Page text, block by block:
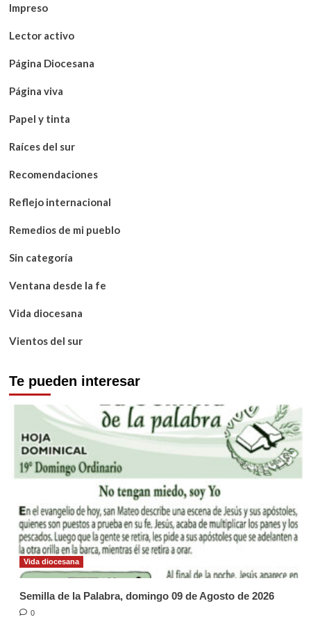
Impreso
Lector activo
Página Diocesana
Página viva
Papel y tinta
Raíces del sur
Recomendaciones
Reflejo internacional
Remedios de mi pueblo
Sin categoría
Ventana desde la fe
Vida diocesana
Vientos del sur
Te pueden interesar
Vida diocesana
Semilla de la Palabra, domingo 09 de Agosto de 2026
0